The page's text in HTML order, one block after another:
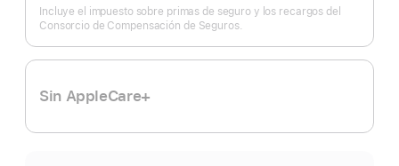
pie
de
Incluye el impuesto sobre primas de seguro y los recargos del
Consorcio de Compensación de Seguros.
Sin AppleCare+